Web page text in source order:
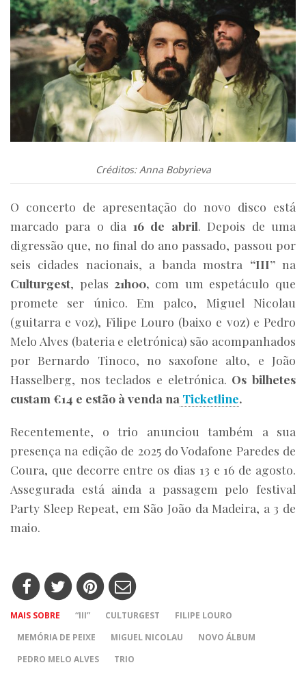
Créditos: Anna Bobyrieva
O concerto de apresentação do novo disco está
marcado para o dia 16 de abril. Depois de uma
digressão que, no final do ano passado, passou por
seis cidades nacionais, a banda mostra “III”na
Culturgest, pelas 21h00, com um espetáculo que
promete ser único. Em palco, Miguel Nicolau
(guitarra e voz), Filipe Louro (baixo e voz) e Pedro
Melo Alves (bateria e eletrónica) são acompanhados
por Bernardo Tinoco, no saxofone alto, e João
Hasselberg, nos teclados e eletrónica. Os bilhetes
custam €14 e estão à venda na Ticketline.
Recentemente, o trio anunciou também a sua
presença na edição de 2025 do Vodafone Paredes de
Coura, que decorre entre os dias 13 e 16 de agosto.
Assegurada está ainda a passagem pelo festival
Party Sleep Repeat, em São João da Madeira, a 3 de
maio.
MAIS SOBRE “III” CULTURGEST
FILIPE LOURO
MEMÓRIA DE PEIXE
MIGUEL NICOLAU
NOVO ÁLBUM
PEDRO MELO ALVES
TRIO